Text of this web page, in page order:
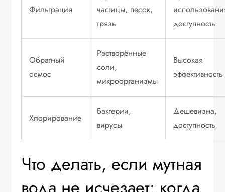
Фильтрация
частицы, песок,
грязь
доступность
Обратный
осмос
Растворённые
соли,
микроорганизмы
Высокая
эффективность
Хлорирование
Бактерии,
вирусы
Дешевизна,
доступность
Что делать, если мутная